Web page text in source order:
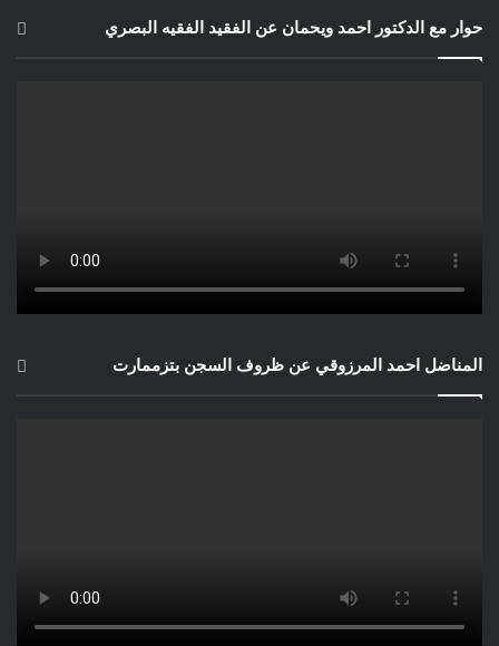
حوار مع الدكتور احمد ويحمان عن الفقيد الفقيه البصري
المناضل احمد المرزوقي عن ظروف السجن بتزممارت